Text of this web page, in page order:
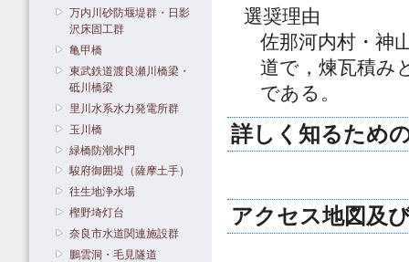
万内川砂防堰堤群・日影
沢床固工群
亀甲橋
東武鉄道渡良瀬川橋梁・
砥川橋梁
里川水系水力発電所群
玉川橋
緑橋防潮水門
駿府御囲堤（薩摩土手）
往生地浄水場
樫野埼灯台
奈良市水道関連施設群
鵬雲洞・毛見隧道
選奨理由
佐那河内村・神
道で，煉瓦積み
である。
詳しく知るため
アクセス地図及